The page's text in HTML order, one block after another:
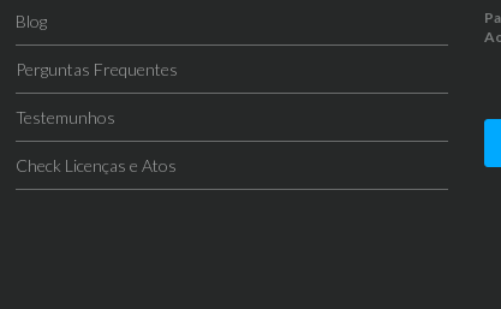
Blog
Perguntas Frequentes
Testemunhos
Check Licenças e Atos